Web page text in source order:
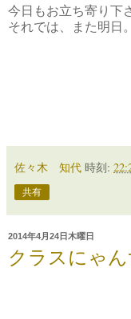
今日もお立ち寄り下
それでは、また明日。
佐々木 知代 時刻:
共有
2014年4月24日木曜日
クラスにゃ